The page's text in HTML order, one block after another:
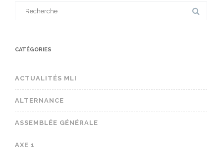
CATÉGORIES
ACTUALITÉS MLI
ALTERNANCE
ASSEMBLÉE GÉNÉRALE
AXE 1